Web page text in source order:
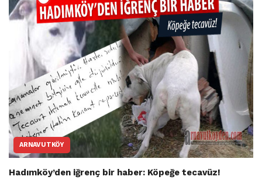
ARNAVUTKÖY
Hadımköy’den iğrenç bir haber: Köpeğe tecavüz!